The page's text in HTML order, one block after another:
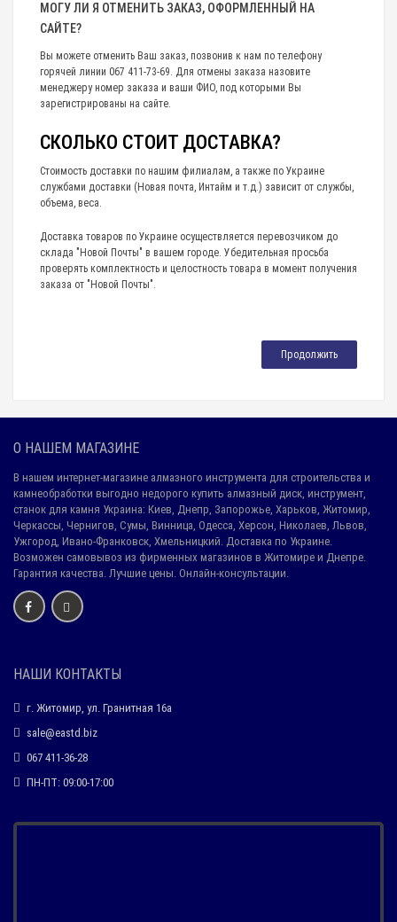
МОГУ ЛИ Я ОТМЕНИТЬ ЗАКАЗ, ОФОРМЛЕННЫЙ НА
САЙТЕ?
Вы можете отменить Ваш заказ, позвонив к нам по телефону
горячей линии 067 411-73-69. Для отмены заказа назовите
менеджеру номер заказа и ваши ФИО, под которыми Вы
зарегистрированы на сайте.
СКОЛЬКО СТОИТ ДОСТАВКА?
Стоимость доставки по нашим филиалам, а также по Украине
службами доставки (Новая почта, Интайм и т.д.) зависит от службы,
объема, веса.
Доставка товаров по Украине осуществляется перевозчиком до
склада "Новой Почты" в вашем городе. Убедительная просьба
проверять комплектность и целостность товара в момент получения
заказа от "Новой Почты".
Продолжить
О НАШЕМ МАГАЗИНЕ
В нашем интернет-магазине алмазного инструмента для строительства и
камнеобработки выгодно недорого купить алмазный диск, инструмент,
станок для камня Украина: Киев, Днепр, Запорожье, Харьков, Житомир,
Черкассы, Чернигов, Сумы, Винница, Одесса, Херсон, Николаев, Львов,
Ужгород, Ивано-Франковск, Хмельницкий. Доставка по Украине.
Возможен самовывоз из фирменных магазинов в Житомире и Днепре.
Гарантия качества. Лучшие цены. Онлайн-консультации.
НАШИ КОНТАКТЫ
г. Житомир, ул. Гранитная 16а
sale@eastd.biz
067 411-36-28
ПН-ПТ: 09:00-17:00